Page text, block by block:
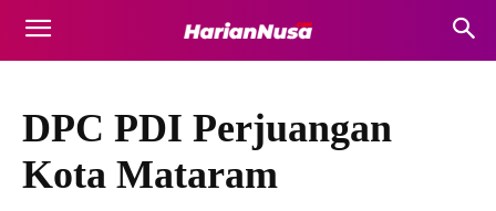
DPC PDI Perjuangan
Kota Mataram